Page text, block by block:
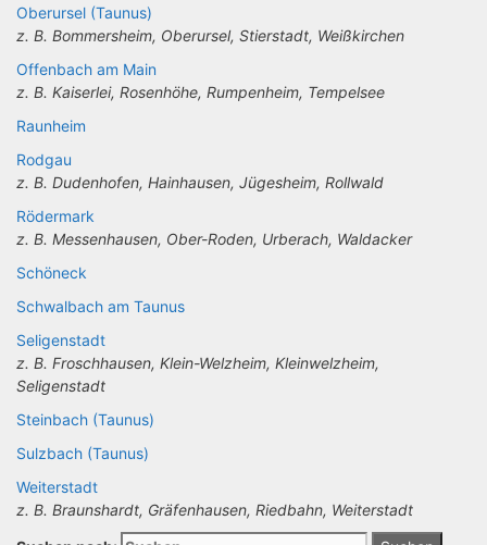
Oberursel (Taunus)
z. B. Bommersheim, Oberursel, Stierstadt, Weißkirchen
Offenbach am Main
z. B. Kaiserlei, Rosenhöhe, Rumpenheim, Tempelsee
Raunheim
Rodgau
z. B. Dudenhofen, Hainhausen, Jügesheim, Rollwald
Rödermark
z. B. Messenhausen, Ober-Roden, Urberach, Waldacker
Schöneck
Schwalbach am Taunus
Seligenstadt
z. B. Froschhausen, Klein-Welzheim, Kleinwelzheim,
Seligenstadt
Steinbach (Taunus)
Sulzbach (Taunus)
Weiterstadt
z. B. Braunshardt, Gräfenhausen, Riedbahn, Weiterstadt